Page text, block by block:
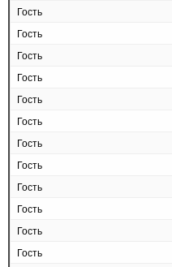
Гость
Гость
Гость
Гость
Гость
Гость
Гость
Гость
Гость
Гость
Гость
Гость